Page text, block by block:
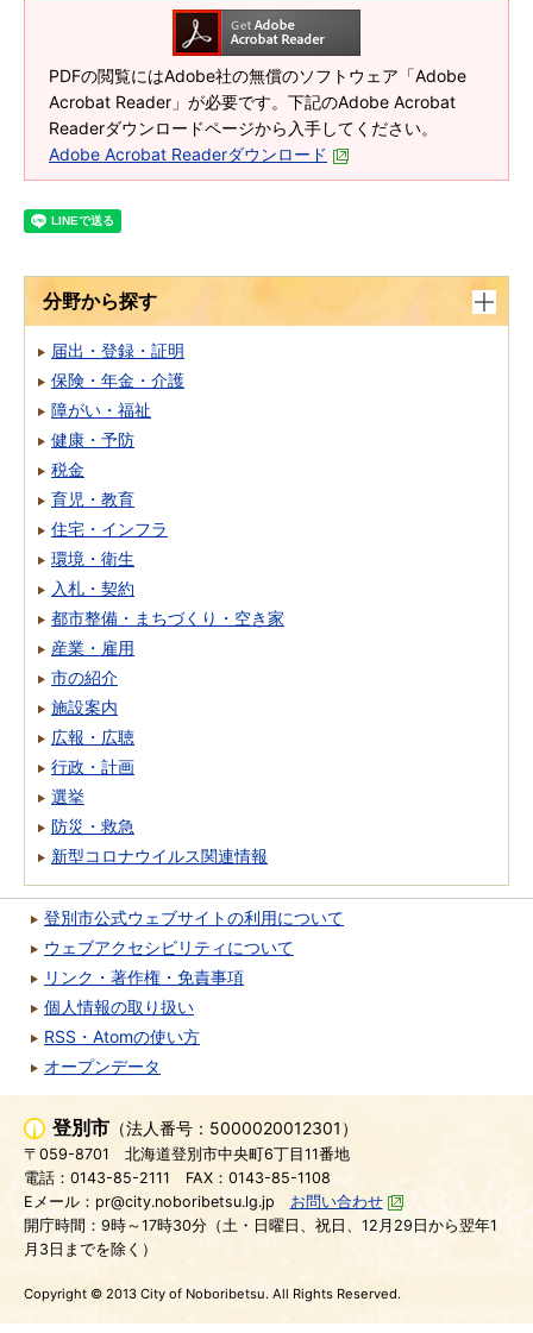
PDFの閲覧にはAdobe社の無償のソフトウェア「Adobe
Acrobat Reader」が必要です。下記のAdobe Acrobat
Readerダウンロードページから入手してください。
Adobe Acrobat Readerダウンロード
分野から探す
届出・登録・証明
保険・年金・介護
障がい・福祉
健康・予防
税金
育児・教育
住宅・インフラ
環境・衛生
入札・契約
都市整備・まちづくり・空き家
産業・雇用
市の紹介
施設案内
広報・広聴
行政・計画
選挙
防災・救急
新型コロナウイルス関連情報
登別市公式ウェブサイトの利用について
ウェブアクセシビリティについて
リンク・著作権・免責事項
個人情報の取り扱い
RSS・Atomの使い方
オープンデータ
登別市 （法人番号：5000020012301）
〒059-8701
北海道登別市中央町6丁目11番地
電話：0143-85-2111
FAX：0143-85-1108
Eメール：pr@city.noboribetsu.lg.jp
お問い合わせ
開庁時間：9時～17時30分（土・日曜日、祝日、12月29日から翌年1
月3日までを除く）
Copyright © 2013 City of Noboribetsu. All Rights Reserved.